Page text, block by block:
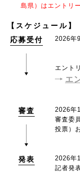
島県）はエントリ
【スケジュール】
応募受付
2026年
エント
エ
審査
2026年
審査委
投票）
発表
2026年
記者発